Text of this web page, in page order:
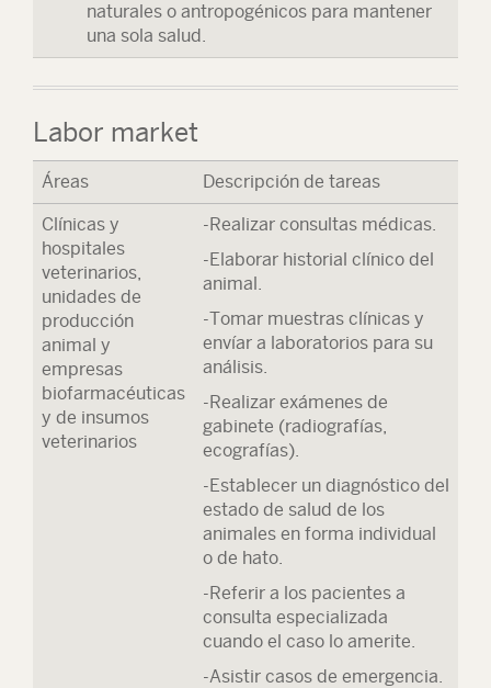
naturales o antropogénicos para mantener
una sola salud.
Labor market
Áreas Descripción de tareas
Clínicas y
hospitales
veterinarios,
unidades de
producción
animal y
empresas
biofarmacéuticas
y de insumos
veterinarios
-Realizar consultas médicas.
-Elaborar historial clínico del
animal.
-Tomar muestras clínicas y
envíar a laboratorios para su
análisis.
-Realizar exámenes de
gabinete (radiografías,
ecografías).
-Establecer un diagnóstico del
estado de salud de los
animales en forma individual
o de hato.
-Referir a los pacientes a
consulta especializada
cuando el caso lo amerite.
-Asistir casos de emergencia.